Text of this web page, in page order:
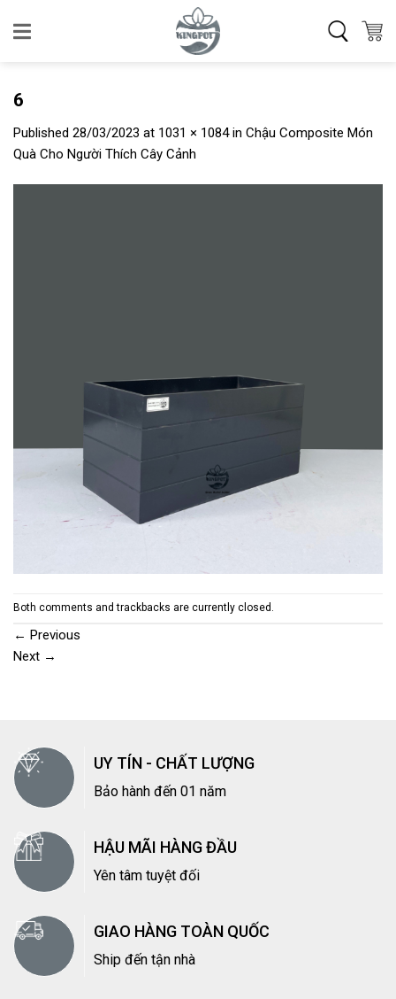
6
Published 28/03/2023 at 1031 × 1084in Chậu Composite Món
Quà Cho Người Thích Cây Cảnh
Both comments and trackbacks are currently closed.
← Previous
Next →
UY TÍN - CHẤT LƯỢNG
Bảo hành đến 01 năm
HẬU MÃI HÀNG ĐẦU
Yên tâm tuyệt đối
GIAO HÀNG TOÀN QUỐC
Ship đến tận nhà